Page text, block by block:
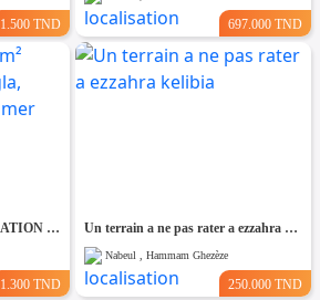
1.500 TND 697.000 TND
BEAU Terrain 430 m² VOCATION R+3 hergla, 2éme position de la mer
1.300 TND
Un terrain a ne pas rater a ezzahra kelibia
Nabeul , Hammam Ghezèze
250.000 TND